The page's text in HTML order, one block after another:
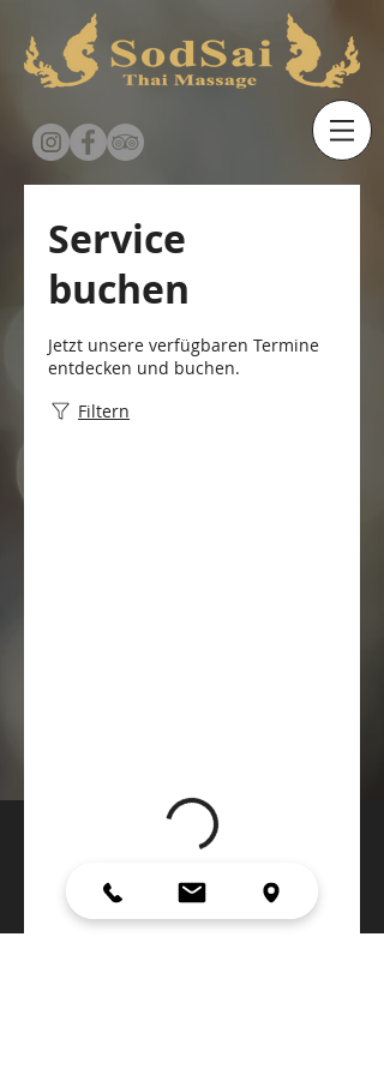
Service
buchen
Jetzt unsere verfügbaren Termine
entdecken und buchen.
Filtern